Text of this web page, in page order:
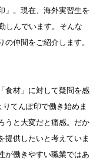
」。現在、海外実習生を
しんでいます。そんな
仲間をご紹介します。
食材」に対して疑問を感
てんぽ印で働き始めま
うと大変だと痛感。だか
提供したいと考えていま
が働きやすい職業ではあ